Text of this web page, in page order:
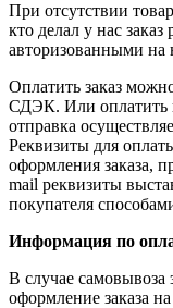
При отсутствии
кто делал у нас
авторизованными на
Оплатить заказ
СДЭК. Или оплатить
отправка
Реквизиты для
оформления заказа,
mail реквизиты
покупателя
Информация по
В случае самовывоза
оформление заказа на